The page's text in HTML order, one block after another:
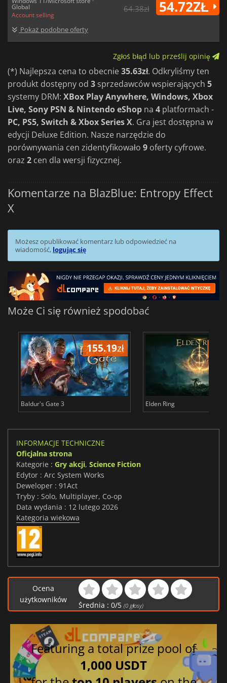
Global
Account selling
Pokaż podobne oferty
64.38zł 54.72ZŁ
Zgłoś błąd lub prześlij opinię
(*) Najlepsza cena to obecnie35.63zł. Odkryliśmy ten
produkt dostępny od 3 sprzedawców wspierających 5
systemy DRM: XBox Play Anywhere, Windows, Xbox
Live, Sony PSN & Nintendo eShop na 4 platformach -
PC, PS5, Switch & Xbox Series X. Gra jest dostępna w
edycji Deluxe Edition. Nasze narzędzie do
porównywania cen zidentyfikowało 9 oferty cyfrowe.
oraz 2 cen dla wersji fizycznej.
Komentarze na BlazBlue: Entropy Effect
X
Możesz opublikować komentarz lub odpowiedzieć na
wiadomość, logując się
Może Ci się również spodobać
155.19zł
Baldur's Gate 3 Elden Ring
INFORMACJE TECHNICZNE
Oficjalna strona
Kategorie : Gry akcji, Science Fiction
Edytor : Arc System Works
Deweloper : 91Act
Tryby : Solo, Multiplayer, Co-op
Data wydania : 12 lutego 2026
Kategoria wiekowa
Ocena
użytkowników
Średnia : 0/5 (0głosy)
Featuring a total prize pool of
1,000 USDT